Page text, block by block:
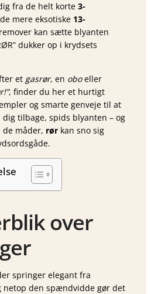
fra de helt korte 3-
mere eksotiske 13-
kan sætte blyanten
dukker op i krydsets
et gasrør, en oboeller
, finder du her et hurtigt
og smarte genveje til at
tilbage, spids blyanten – og
de måder, rør kan sno sig
over
springer elegant fra
netop den spændvidde gør det